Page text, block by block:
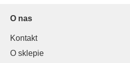
O nas
Kontakt
O sklepie